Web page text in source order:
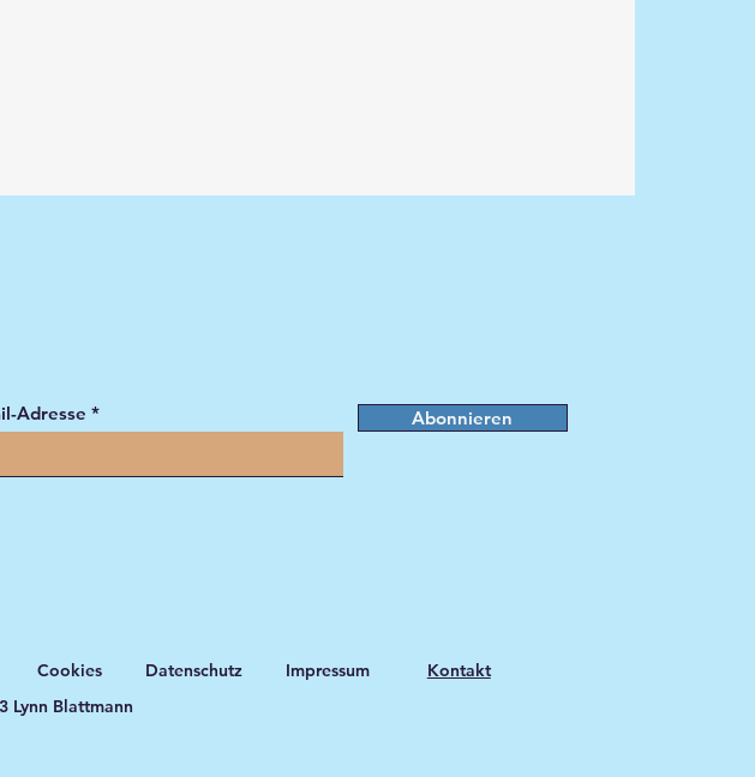
Adresse Abonnieren
Cookies Datenschutz Impressum
Kontakt
Lynn Blattmann